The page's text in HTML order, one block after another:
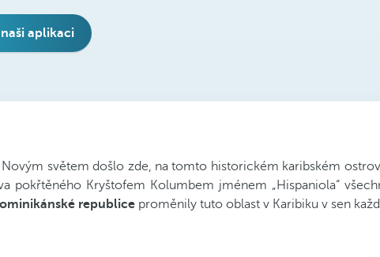
aplikaci
světem došlo zde, na tomto historickém karibském
pokřtěného Kryštofem Kolumbem jménem „Hispaniola“
republice proměnily tuto oblast v Karibiku v sen